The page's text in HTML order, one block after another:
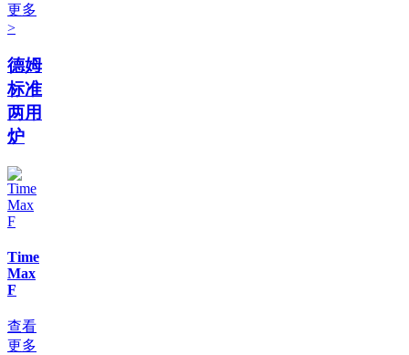
更多
>
德姆
标准
两用
炉
Time
Max
F
查看
更多